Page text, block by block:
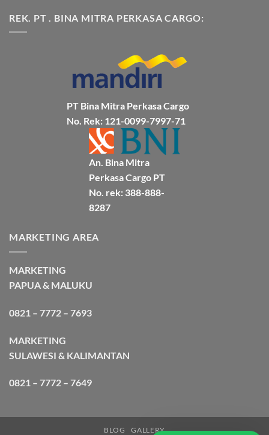
Jakarta
ke
Bitung
Lebih
pada
Ekspedisi
REK. PT . BINA MITRA PERKASA CARGO:
PT Bina Mitra Perkasa Cargo
No. Rek: 121-0099-7997-71
An. Bina Mitra
Perkasa Cargo PT
No. rek: 388-888-
8287
MARKETING AREA
MARKETING
PAPUA & MALUKU
0821 – 7772 – 7693
MARKETING
SULAWESI & KALIMANTAN
0821 – 7772 – 7649
BLOG GALLERY